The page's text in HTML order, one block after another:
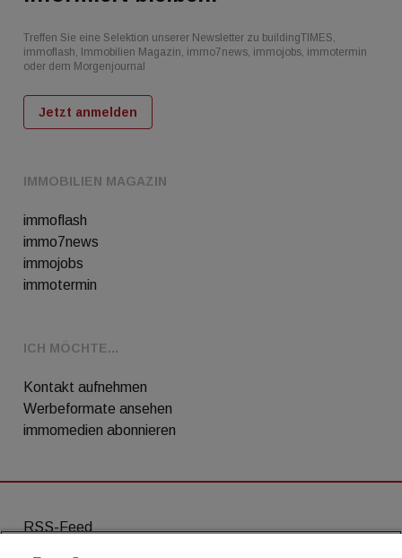
IMMOBILIEN MAGAZIN
immoflash
immo7news
immojobs
immotermin
ICH MÖCHTE...
Kontakt aufnehmen
Werbeformate ansehen
immomedien abonnieren
Treffen Sie eine Selektion unserer Newsletter zu buildingTIMES,
immoflash, Immobilien Magazin, immo7news, immojobs, immotermin
oder dem Morgenjournal
Jetzt anmelden
RSS-Feed